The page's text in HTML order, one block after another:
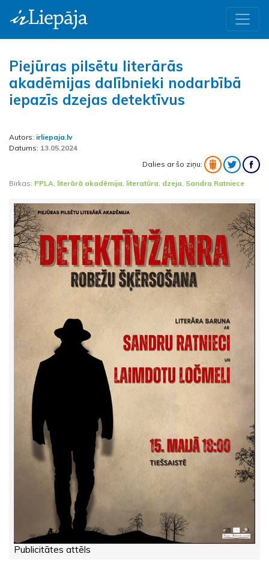
Piejūras pilsētu literārās
akadēmijas dalībnieki nodarbībā
iepazīs dzejas detektīvus
Autors: irliepaja.lv
Datums: 13.05.2024
Dalies ar šo ziņu:
Birkas: PPLA literārā akadēmija literatūra dzeja Sandra Ratniece
Publicitātes attēls